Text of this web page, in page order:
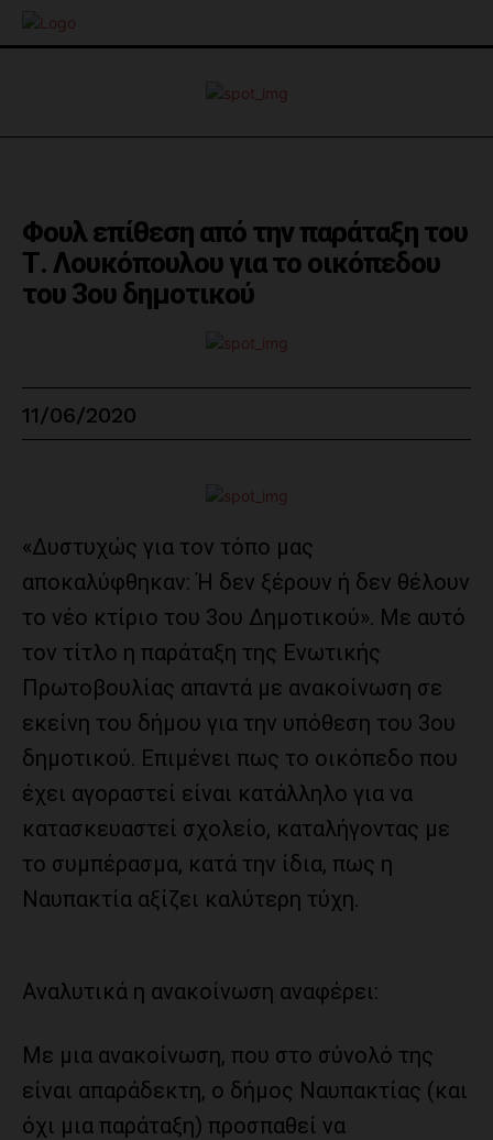
Φουλ επίθεση από την παράταξη του
Τ. Λουκόπουλου για το οικόπεδου
του 3ου δημοτικού
11/06/2020
«Δυστυχώς για τον τόπο μας
αποκαλύφθηκαν: Ή δεν ξέρουν ή δεν θέλουν
το νέο κτίριο του 3ου Δημοτικού». Με αυτό
τον τίτλο η παράταξη της Ενωτικής
Πρωτοβουλίας απαντά με ανακοίνωση σε
εκείνη του δήμου για την υπόθεση του 3ου
δημοτικού. Επιμένει πως το οικόπεδο που
έχει αγοραστεί είναι κατάλληλο για να
κατασκευαστεί σχολείο, καταλήγοντας με
το συμπέρασμα, κατά την ίδια, πως η
Ναυπακτία αξίζει καλύτερη τύχη.
Αναλυτικά η ανακοίνωση αναφέρει:
Με μια ανακοίνωση, που στο σύνολό της
είναι απαράδεκτη, ο δήμος Ναυπακτίας (και
όχι μια παράταξη) προσπαθεί να